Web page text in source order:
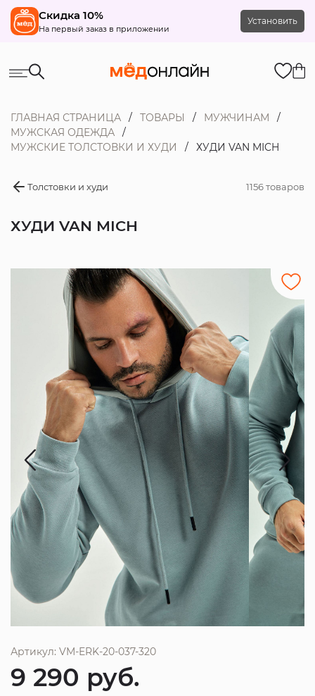
Скидка 10%
На первый заказ в приложении
Установить
ГЛАВНАЯ СТРАНИЦА ТОВАРЫ
МУЖЧИНАМ
МУЖСКАЯ ОДЕЖДА
МУЖСКИЕ ТОЛСТОВКИ И ХУДИ
ХУДИ VAN MICH
Толстовки и худи 1156 товаров
ХУДИ VAN MICH
Артикул: VM-ERK-20-037-320
9 290 руб.